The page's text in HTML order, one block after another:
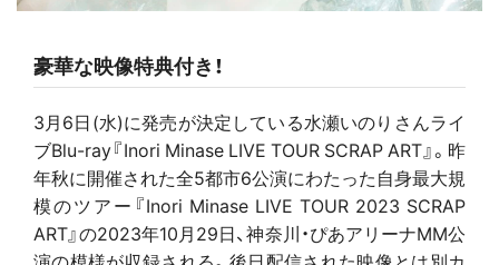
豪華な映像特典付き！
3月6日(水)に発売が決定している水瀬いのりさんライ
ブBlu-ray『Inori Minase LIVE TOUR SCRAP ART』。昨
年秋に開催された全5都市6公演にわたった自身最大規
模のツアー『Inori Minase LIVE TOUR 2023 SCRAP
ART』の2023年10月29日、神奈川・ぴあアリーナMM公